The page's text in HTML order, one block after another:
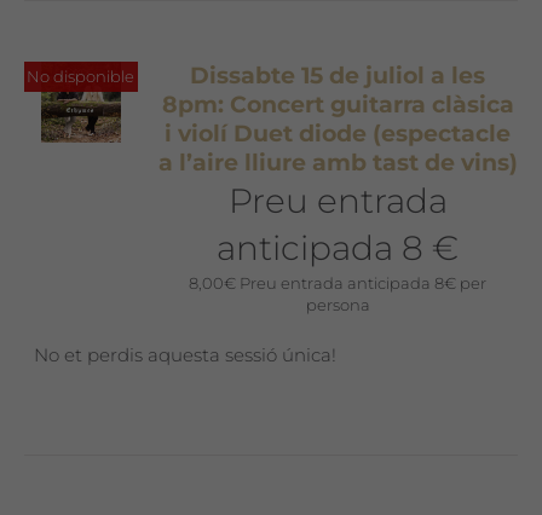
No disponible
Dissabte 15 de juliol a les
8pm: Concert guitarra clàsica
i violí Duet diode (espectacle
a l’aire lliure amb tast de vins)
Preu entrada
anticipada 8 €
8,00€ Preu entrada anticipada 8€ per
persona
No et perdis aquesta sessió única!